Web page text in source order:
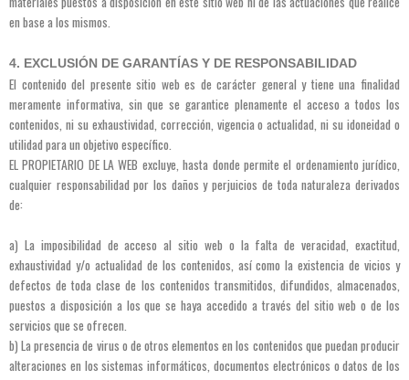
en base a los mismos.
4. EXCLUSIÓN DE GARANTÍAS Y DE RESPONSABILIDAD
El contenido del presente sitio web es de carácter general y tiene una finalidad
meramente informativa, sin que se garantice plenamente el acceso a todos los
contenidos, ni su exhaustividad, corrección, vigencia o actualidad, ni su idoneidad o
utilidad para un objetivo específico.
EL PROPIETARIO DE LA WEB excluye, hasta donde permite el ordenamiento jurídico,
cualquier responsabilidad por los daños y perjuicios de toda naturaleza derivados
de:
a) La imposibilidad de acceso al sitio web o la falta de veracidad, exactitud,
exhaustividad y/o actualidad de los contenidos, así como la existencia de vicios y
defectos de toda clase de los contenidos transmitidos, difundidos, almacenados,
puestos a disposición a los que se haya accedido a través del sitio web o de los
servicios que se ofrecen.
b) La presencia de virus o de otros elementos en los contenidos que puedan producir
alteraciones en los sistemas informáticos, documentos electrónicos o datos de los